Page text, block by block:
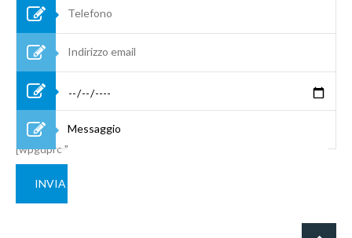
[wpgdprc "Accetto le condizioni Privacy"]